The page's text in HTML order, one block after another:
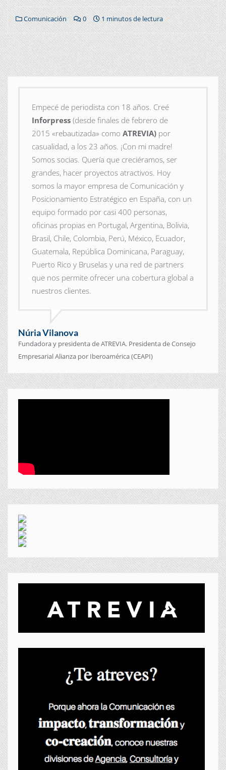
Comunicación 0 1 minutos de lectura
Empecé de periodista con 18 años. Creé
Inforpress (desde finales de febrero de
2015 «rebautizada» como ATREVIA) por
casualidad, a los 23 años. ¡Con mi madre!
Somos socias. Quería que creciéramos, ser
grandes, hacer proyectos atractivos. Hoy
somos la mayor empresa de Comunicación y
Posicionamiento Estratégico en España, con un
equipo formado por casi 400 personas,
oficinas propias en Portugal, Argentina, Bolivia,
Brasil, Chile, Colombia, Perú, México, Ecuador,
Guatemala, República Dominicana, Paraguay,
Puerto Rico y Bruselas y una red de partners
que nos permite ofrecer una cobertura global a
nuestros clientes.
Núria Vilanova
Fundadora y presidenta de ATREVIA. Presidenta de Consejo
Empresarial Alianza por Iberoamérica (CEAPI)